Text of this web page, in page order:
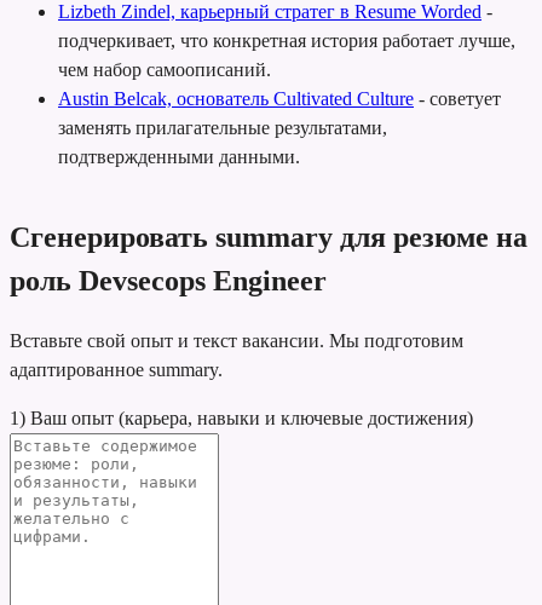
Lizbeth Zindel, карьерный стратег в Resume Worded -
подчеркивает, что конкретная история работает лучше,
чем набор самоописаний.
Austin Belcak, основатель Cultivated Culture - советует
заменять прилагательные результатами,
подтвержденными данными.
Сгенерировать summary для резюме на
роль Devsecops Engineer
Вставьте свой опыт и текст вакансии. Мы подготовим
адаптированное summary.
1) Ваш опыт (карьера, навыки и ключевые достижения)